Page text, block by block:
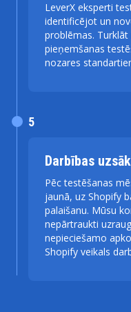
LeverX eksperti
identificējot un
problēmas.
pieņemšanas
nozares
Darbības
Pēc testēšanas
jaunā, uz Shopify
palaišanu. Mūsu
nepārtraukti
nepieciešamo
Shopify veikals
5